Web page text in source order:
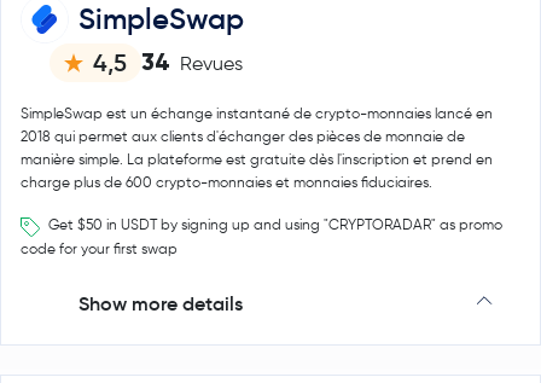
SimpleSwap
4,5 34 Revues
SimpleSwap est un échange instantané de crypto-monnaies lancé en
2018 qui permet aux clients d'échanger des pièces de monnaie de
manière simple. La plateforme est gratuite dès l'inscription et prend en
charge plus de 600 crypto-monnaies et monnaies fiduciaires.
Get $50 in USDT by signing up and using "CRYPTORADAR" as promo
code for your first swap
Show more details